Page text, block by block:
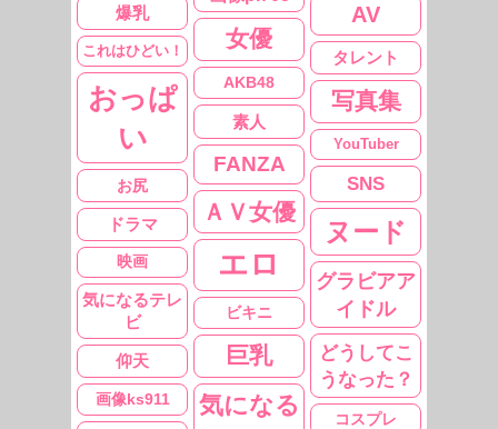
AV
爆乳
女優
これはひどい！ タレント
AKB48
おっぱ
い
写真集
素人
YouTuber
FANZA
SNS
お尻
ＡＶ女優
ドラマ ヌード
エロ
映画
グラビアア
イドル
気になるテレ
ビ
ビキニ
どうしてこ
うなった？
巨乳
仰天
画像ks911
気になる
コスプレ